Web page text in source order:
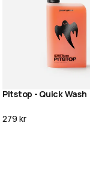
Pitstop - Quick Wash
279 kr